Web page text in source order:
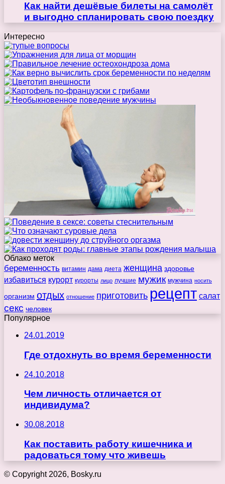
Как найти дешёвые билеты на самолёт
и выгодно спланировать свою поездку
Интересно
Облако меток
беременность витамин дама диета женщина здоровье
избавиться курорт курорты лицо лучшие мужик мужчина носить
организм отдых отношение приготовить рецепт салат
секс человек
Популярное
24.01.2019
Где отдохнуть во время беременности
24.10.2018
Чем личность отличается от
индивидума?
30.08.2018
Как поставить работу кишечника и
радоваться тому что живешь
© Copyright 2026, Bosky.ru